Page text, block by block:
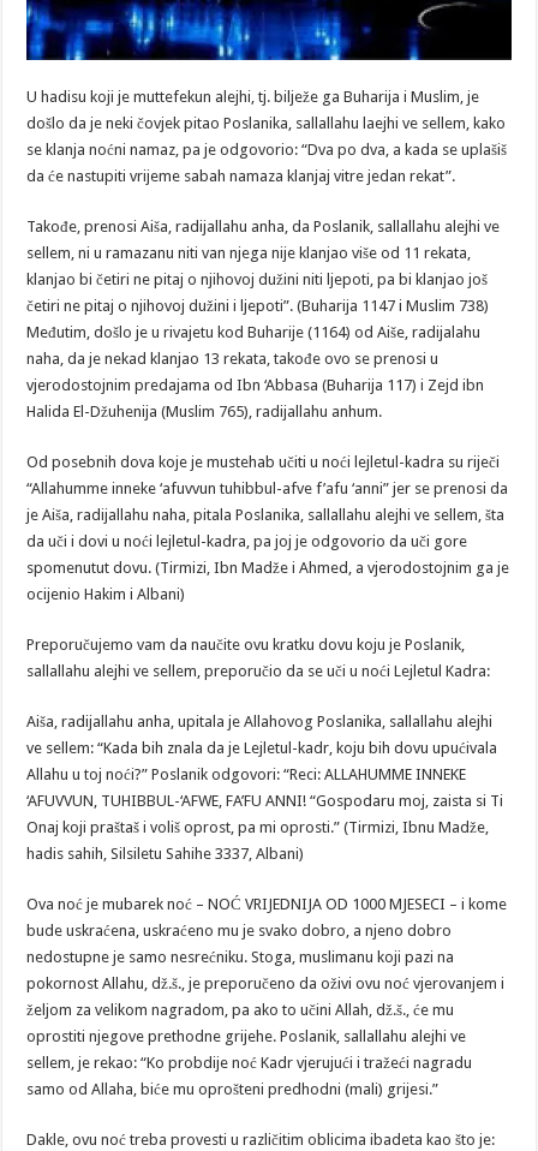
U hadisu koji je muttefekun alejhi, tj. bilježe ga Buharija i Muslim, je
došlo da je neki čovjek pitao Poslanika, sallallahu laejhi ve sellem, kako
se klanja noćni namaz, pa je odgovorio: “Dva po dva, a kada se uplašiš
da će nastupiti vrijeme sabah namaza klanjaj vitre jedan rekat”.
Takođe, prenosi Aiša, radijallahu anha, da Poslanik, sallallahu alejhi ve
sellem, ni u ramazanu niti van njega nije klanjao više od 11 rekata,
klanjao bi četiri ne pitaj o njihovoj dužini niti ljepoti, pa bi klanjao još
četiri ne pitaj o njihovoj dužini i ljepoti”. (Buharija 1147 i Muslim 738)
Međutim, došlo je u rivajetu kod Buharije (1164) od Aiše, radijalahu
naha, da je nekad klanjao 13 rekata, takođe ovo se prenosi u
vjerodostojnim predajama od Ibn ‘Abbasa (Buharija 117) i Zejd ibn
Halida El-Džuhenija (Muslim 765), radijallahu anhum.
Od posebnih dova koje je mustehab učiti u noći lejletul-kadra su riječi
“Allahumme inneke ‘afuvvun tuhibbul-afve f’afu ‘anni” jer se prenosi da
je Aiša, radijallahu naha, pitala Poslanika, sallallahu alejhi ve sellem, šta
da uči i dovi u noći lejletul-kadra, pa joj je odgovorio da uči gore
spomenutut dovu. (Tirmizi, Ibn Madže i Ahmed, a vjerodostojnim ga je
ocijenio Hakim i Albani)
Preporučujemo vam da naučite ovu kratku dovu koju je Poslanik,
sallallahu alejhi ve sellem, preporučio da se uči u noći Lejletul Kadra:
Aiša, radijallahu anha, upitala je Allahovog Poslanika, sallallahu alejhi
ve sellem: “Kada bih znala da je Lejletul-kadr, koju bih dovu upućivala
Allahu u toj noći?” Poslanik odgovori: “Reci: ALLAHUMME INNEKE
‘AFUVVUN, TUHIBBUL-‘AFWE, FA’FU ANNI! “Gospodaru moj, zaista si Ti
Onaj koji praštaš i voliš oprost, pa mi oprosti.” (Tirmizi, Ibnu Madže,
hadis sahih, Silsiletu Sahihe 3337, Albani)
Ova noć je mubarek noć – NOĆ VRIJEDNIJA OD 1000 MJESECI – i kome
bude uskraćena, uskraćeno mu je svako dobro, a njeno dobro
nedostupne je samo nesrećniku. Stoga, muslimanu koji pazi na
pokornost Allahu, dž.š., je preporučeno da oživi ovu noć vjerovanjem i
željom za velikom nagradom, pa ako to učini Allah, dž.š., će mu
oprostiti njegove prethodne grijehe. Poslanik, sallallahu alejhi ve
sellem, je rekao: “Ko probdije noć Kadr vjerujući i tražeći nagradu
samo od Allaha, biće mu oprošteni predhodni (mali) grijesi.”
Dakle, ovu noć treba provesti u različitim oblicima ibadeta kao što je: